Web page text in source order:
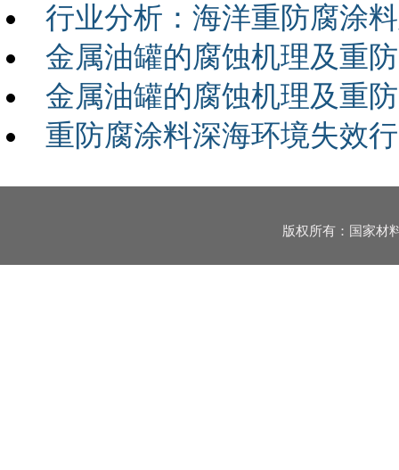
行业分析：海洋重防腐涂
金属油罐的腐蚀机理及重
金属油罐的腐蚀机理及重
重防腐涂料深海环境失效
版权所有：国家材